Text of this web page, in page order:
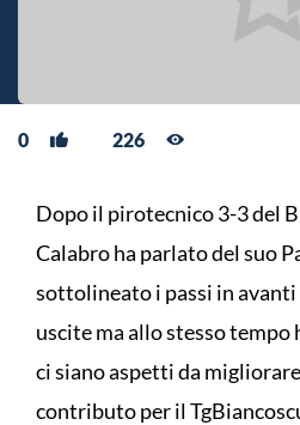
0 226
Dopo il pirotecnico 3-3 del
Calabro ha parlato del suo
sottolineato i passi in
uscite ma allo stesso tempo
ci siano aspetti da
contributo per il